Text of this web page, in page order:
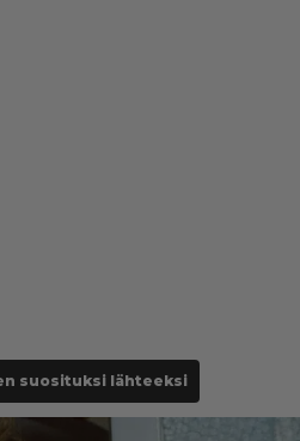
suosituksi lähteeksi